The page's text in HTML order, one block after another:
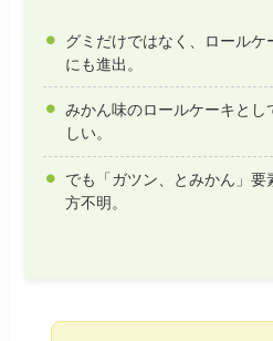
グミだけではなく、ロールケ
にも進出。
みかん味のロールケーキとし
しい。
でも「ガツン、とみかん」要
方不明。